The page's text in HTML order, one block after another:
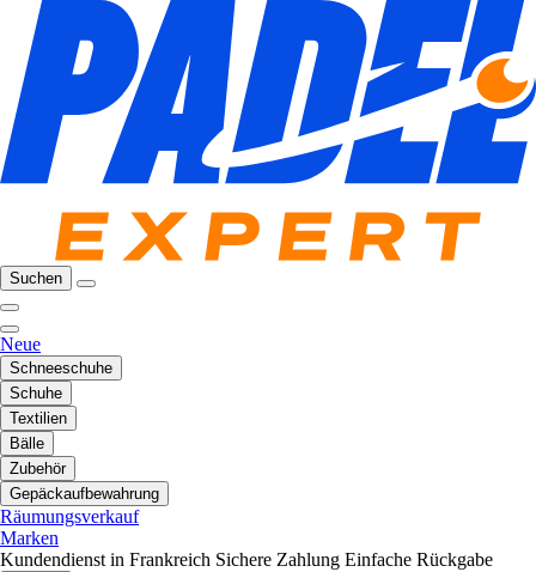
Suchen
Neue
Schneeschuhe
Schuhe
Textilien
Bälle
Zubehör
Gepäckaufbewahrung
Räumungsverkauf
Marken
Kundendienst in Frankreich Sichere Zahlung Einfache Rückgabe